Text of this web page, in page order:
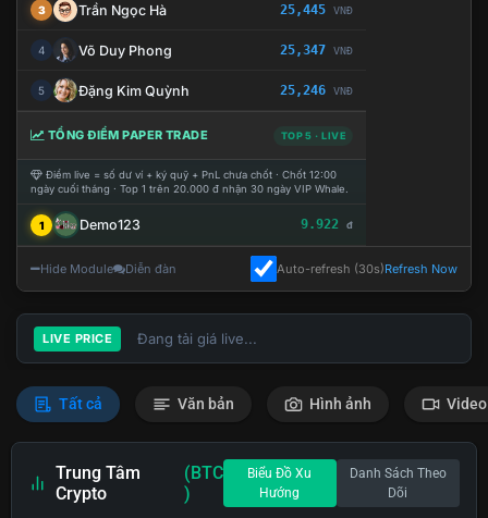
3 Trần Ngọc Hà 25,445 VNĐ
4 Võ Duy Phong 25,347 VNĐ
5 Đặng Kim Quỳnh 25,246 VNĐ
TỔNG ĐIỂM PAPER TRADE TOP 5 · LIVE
Điểm live = số dư ví + ký quỹ + PnL chưa chốt · Chốt 12:00
ngày cuối tháng · Top 1 trên 20.000 đ nhận 30 ngày VIP Whale.
1 Demo123 9.922 đ
Hide Module Diễn đàn Auto-refresh (30s)Refresh Now
LIVE PRICE Đang tải giá live...
Tất cả Văn bản Hình ảnh Video
Trung Tâm
Crypto
(BTC
)
Biểu Đồ Xu
Hướng
Danh Sách Theo
Dõi